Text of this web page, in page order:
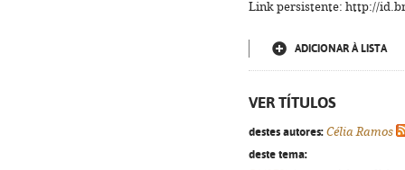
Link persistente: http://
ADICIONAR À LISTA
VER TÍTULOS
destes autores: Célia Ramos
deste tema: